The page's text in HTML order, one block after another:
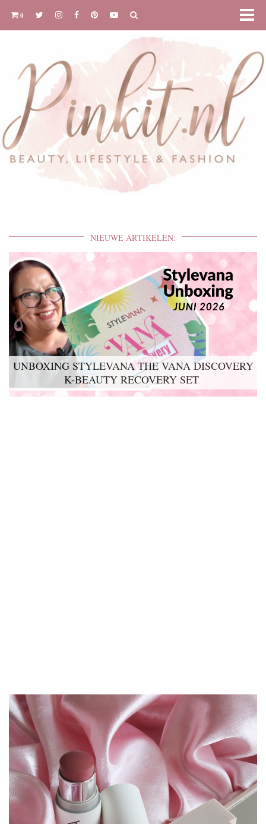
0
NIEUWE ARTIKELEN:
UNBOXING STYLEVANA THE VANA DISCOVERY
K-BEAUTY RECOVERY SET